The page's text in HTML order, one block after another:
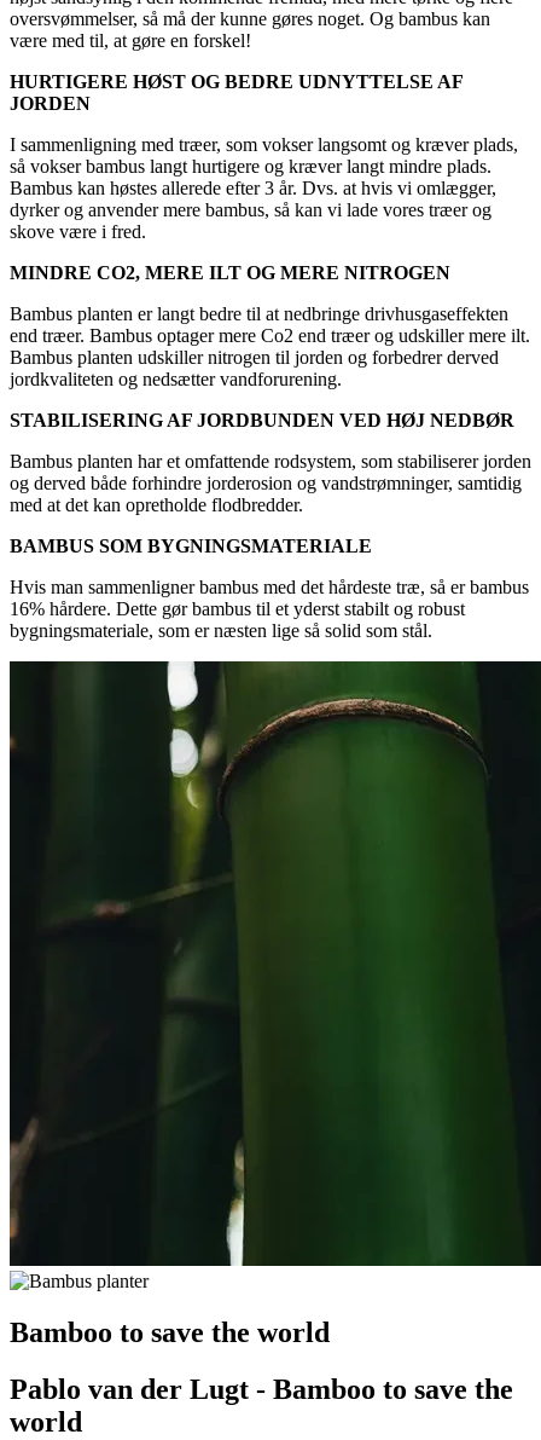
oversvømmelser, så må der kunne gøres noget. Og bambus kan
være med til, at gøre en forskel!
HURTIGERE HØST OG BEDRE UDNYTTELSE AF
JORDEN
I sammenligning med træer, som vokser langsomt og kræver plads,
så vokser bambus langt hurtigere og kræver langt mindre plads.
Bambus kan høstes allerede efter 3 år. Dvs. at hvis vi omlægger,
dyrker og anvender mere bambus, så kan vi lade vores træer og
skove være i fred.
MINDRE CO2, MERE ILT OG MERE NITROGEN
Bambus planten er langt bedre til at nedbringe drivhusgaseffekten
end træer. Bambus optager mere Co2 end træer og udskiller mere ilt.
Bambus planten udskiller nitrogen til jorden og forbedrer derved
jordkvaliteten og nedsætter vandforurening.
STABILISERING AF JORDBUNDEN VED HØJ NEDBØR
Bambus planten har et omfattende rodsystem, som stabiliserer jorden
og derved både forhindre jorderosion og vandstrømninger, samtidig
med at det kan opretholde flodbredder.
BAMBUS SOM BYGNINGSMATERIALE
Hvis man sammenligner bambus med det hårdeste træ, så er bambus
16% hårdere. Dette gør bambus til et yderst stabilt og robust
bygningsmateriale, som er næsten lige så solid som stål.
Bamboo to save the world
Pablo van der Lugt - Bamboo to save the
world